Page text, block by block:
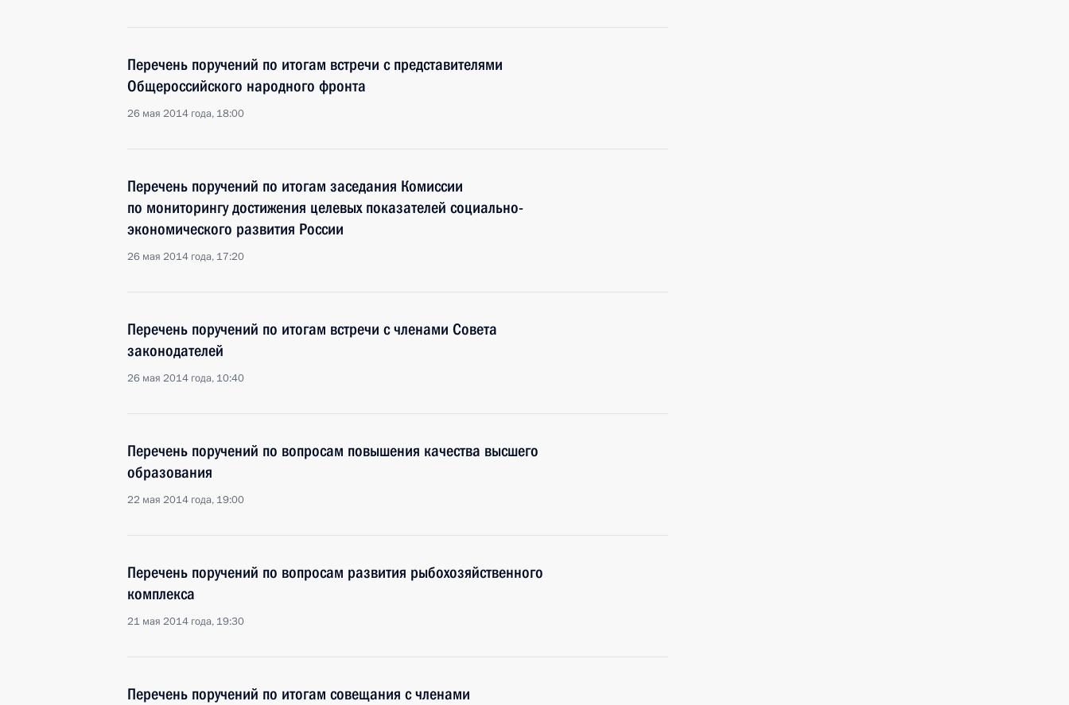
Перечень поручений по итогам встречи с представителями
Общероссийского народного фронта
26 мая 2014 года, 18:00
Перечень поручений по итогам заседания Комиссии
по мониторингу достижения целевых показателей социально-
экономического развития России
26 мая 2014 года, 17:20
Перечень поручений по итогам встречи с членами Совета
законодателей
26 мая 2014 года, 10:40
Перечень поручений по вопросам повышения качества высшего
образования
22 мая 2014 года, 19:00
Перечень поручений по вопросам развития рыбохозяйственного
комплекса
21 мая 2014 года, 19:30
Перечень поручений по итогам совещания с членами